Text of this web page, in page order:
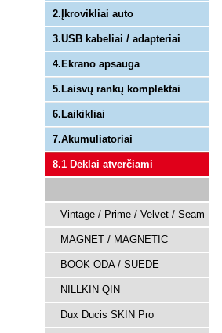
2.Įkrovikliai auto
3.USB kabeliai / adapteriai
4.Ekrano apsauga
5.Laisvų rankų komplektai
6.Laikikliai
7.Akumuliatoriai
8.1 Dėklai atverčiami
Vintage / Prime / Velvet / Seam
MAGNET / MAGNETIC
BOOK ODA / SUEDE
NILLKIN QIN
Dux Ducis SKIN Pro